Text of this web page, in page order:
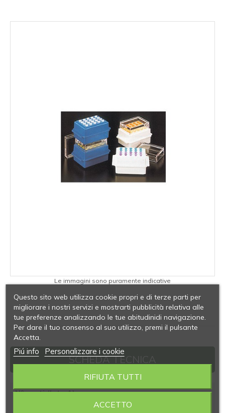
Le immagini sono puramente indicative
SCHEDA TECNICA
N° posti (lato A)
Questo sito web utilizza cookie propri e di terze parti per
migliorare i nostri servizi e mostrarti pubblicità relativa alle
tue preferenze analizzando le tue abitudinidi navigazione.
Per dare il tuo consenso al suo utilizzo, premi il pulsante
Accetta.
Piú info Personalizzare i cookie
RIFIUTA TUTTI
ACCETTO